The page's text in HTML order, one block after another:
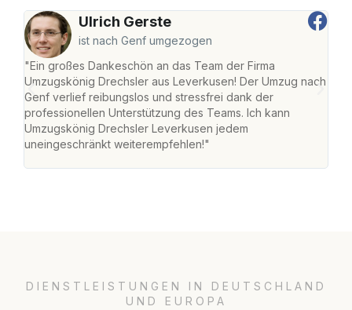
Ulrich Gerste
ist nach Genf umgezogen
"Ein großes Dankeschön an das Team der Firma
Umzugskönig Drechsler aus Leverkusen! Der Umzug nach
Genf verlief reibungslos und stressfrei dank der
professionellen Unterstützung des Teams. Ich kann
Umzugskönig Drechsler Leverkusen jedem
uneingeschränkt weiterempfehlen!"
DIENSTLEISTUNGEN IN DEUTSCHLAND
UND EUROPA